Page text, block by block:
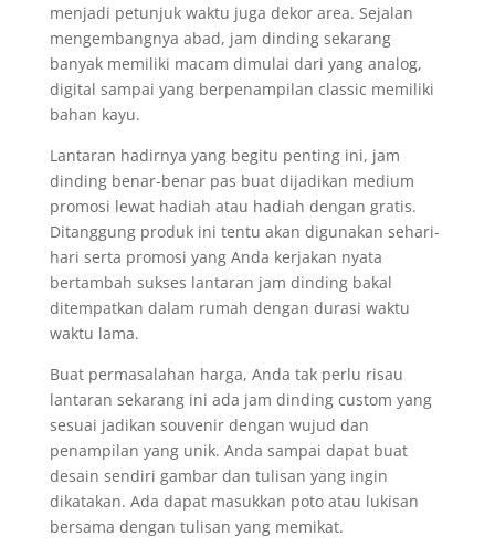
menjadi petunjuk waktu juga dekor area. Sejalan
mengembangnya abad, jam dinding sekarang
banyak memiliki macam dimulai dari yang analog,
digital sampai yang berpenampilan classic memiliki
bahan kayu.
Lantaran hadirnya yang begitu penting ini, jam
dinding benar-benar pas buat dijadikan medium
promosi lewat hadiah atau hadiah dengan gratis.
Ditanggung produk ini tentu akan digunakan sehari-
hari serta promosi yang Anda kerjakan nyata
bertambah sukses lantaran jam dinding bakal
ditempatkan dalam rumah dengan durasi waktu
waktu lama.
Buat permasalahan harga, Anda tak perlu risau
lantaran sekarang ini ada jam dinding custom yang
sesuai jadikan souvenir dengan wujud dan
penampilan yang unik. Anda sampai dapat buat
desain sendiri gambar dan tulisan yang ingin
dikatakan. Ada dapat masukkan poto atau lukisan
bersama dengan tulisan yang memikat.